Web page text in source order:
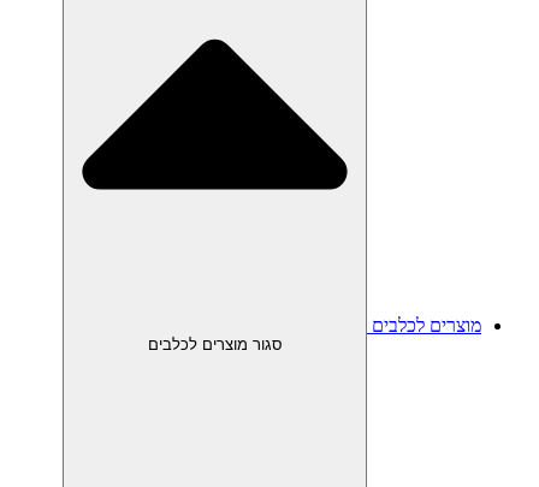
מוצרים לכלבים
סגור מוצרים לכלבים